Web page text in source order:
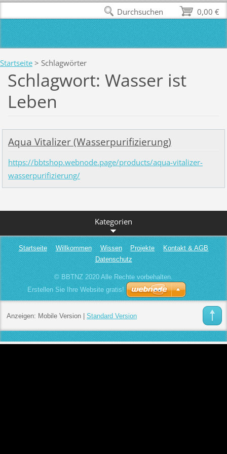
Startseite > Schlagwörter
Schlagwort: Wasser ist
Leben
Aqua Vitalizer (Wasserpurifizierung)
https://bbtshop.webnode.page/products/aqua-vitalizer-
wasserpurifizierung/
Kategorien
Startseite Willkommen Wissen Projekte
Kontakt & AGB
Datenschutz
© BBTNZ 2020 Alle Rechte vorbehalten.
Erstellen Sie Ihre Website gratis!
Anzeigen: Mobile Version| Standard Version
0,00 €
Durchsuchen